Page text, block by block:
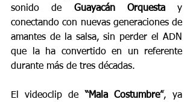
sonido de Guayacán Orquesta y
conectando con nuevas generaciones de
amantes de la salsa, sin perder el ADN
que la ha convertido en un referente
durante más de tres décadas.
El videoclip de “Mala Costumbre”, ya